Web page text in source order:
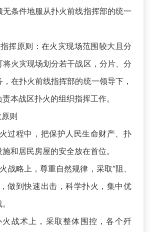
条件地服从扑火前线指挥部的统一
指挥原则：在火灾现场范围较大且分
火灾现场划分若干战区，分片、分
在扑火前线指挥部的统一领导下，
本战区扑火的组织指挥工作。
则
火过程中，把保护人民生命财产、扑
和居民房屋的安全放在首位。
战略上，尊重自然规律，采取“阻、
做到快速出击，科学扑火，集中优
火战术上，采取整体围控，各个歼